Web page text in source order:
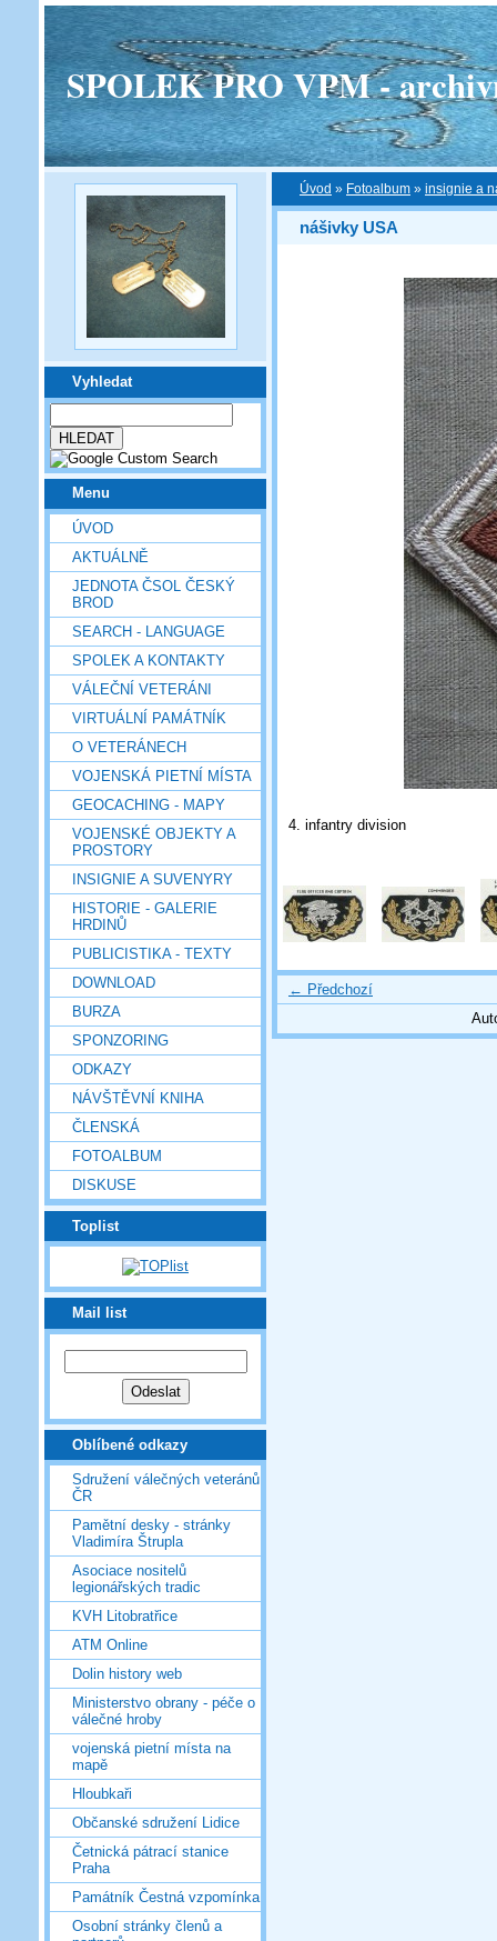
SPOLEK PRO VPM -
Vyhledat
Menu
ÚVOD
AKTUÁLNĚ
JEDNOTA ČSOL ČESKÝ
BROD
SEARCH - LANGUAGE
SPOLEK A KONTAKTY
VÁLEČNÍ VETERÁNI
VIRTUÁLNÍ PAMÁTNÍK
O VETERÁNECH
VOJENSKÁ PIETNÍ MÍSTA
GEOCACHING - MAPY
VOJENSKÉ OBJEKTY A
PROSTORY
INSIGNIE A SUVENYRY
HISTORIE - GALERIE
HRDINŮ
PUBLICISTIKA - TEXTY
DOWNLOAD
BURZA
SPONZORING
ODKAZY
NÁVŠTĚVNÍ KNIHA
ČLENSKÁ
FOTOALBUM
DISKUSE
Toplist
Mail list
Oblíbené odkazy
Sdružení válečných veteránů
ČR
Pamětní desky - stránky
Vladimíra Štrupla
Asociace nositelů
legionářských tradic
KVH Litobratřice
ATM Online
Dolin history web
Ministerstvo obrany - péče o
válečné hroby
vojenská pietní místa na
mapě
Hloubkaři
Občanské sdružení Lidice
Četnická pátrací stanice
Praha
Památník Čestná vzpomínka
Osobní stránky členů a
Úvod » Fotoalbum » insignie a
nášivky USA
4. infantry division
← Předchozí